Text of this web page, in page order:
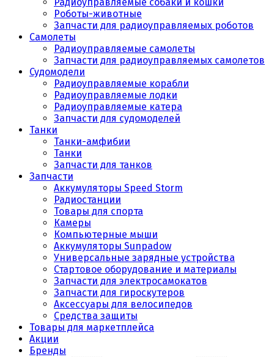
Роботы-животные
Запчасти для радиоуправляемых роботов
Самолеты
Радиоуправляемые самолеты
Запчасти для радиоуправляемых самолетов
Судомодели
Радиоуправляемые корабли
Радиоуправляемые лодки
Радиоуправляемые катера
Запчасти для судомоделей
Танки
Танки-амфибии
Танки
Запчасти для танков
Запчасти
Аккумуляторы Speed Storm
Радиостанции
Товары для спорта
Камеры
Компьютерные мыши
Аккумуляторы Sunpadow
Универсальные зарядные устройства
Стартовое оборудование и материалы
Запчасти для электросамокатов
Запчасти для гироскутеров
Аксессуары для велосипедов
Средства защиты
Товары для маркетплейса
Акции
Бренды